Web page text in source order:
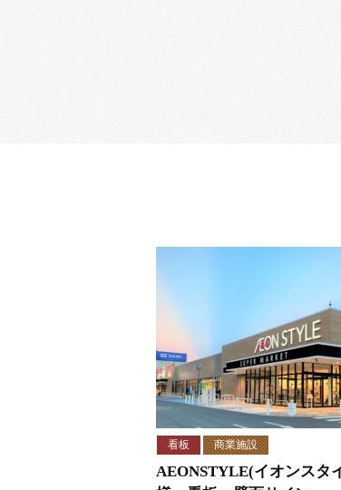
看板 商業施設
AEONSTYLE(イオンスタ